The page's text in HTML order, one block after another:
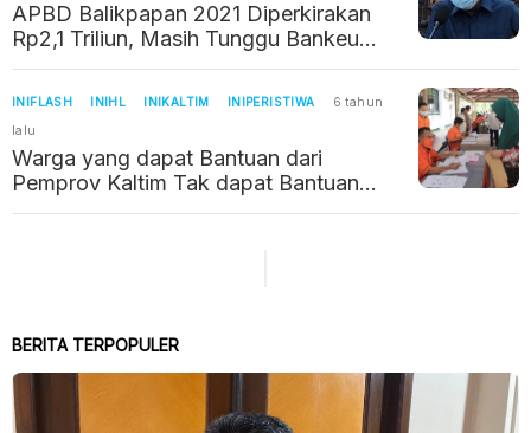
APBD Balikpapan 2021 Diperkirakan
Rp2,1 Triliun, Masih Tunggu Bankeu
Provinsi
INIFLASH INIHL INIKALTIM INIPERISTIWA
6 tahun
lalu
Warga yang dapat Bantuan dari
Pemprov Kaltim Tak dapat Bantuan
Sembako
BERITA TERPOPULER